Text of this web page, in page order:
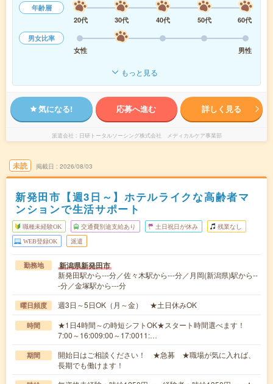
年齢層
20代
30代 40代 50代
60代
男女比率
女性
男性
もっと見る
気になる! 応募へ進む 詳しく見る
派遣会社 日研トータルソーシング株式会社 メディカルケア事業部
未読 掲載日 2026/08/03
新発田市【週3日～】ホテルライクな高齢者マ
ンションで生活サポート
職種未経験OK 交通費別途支給あり 土日祝日が休み 残業なし
WEB登録OK 派遣
勤務地 新潟県新発田市
新発田駅から---分／佐々木駅から---分／月岡(新潟県)駅から--
-分／金塚駅から---分
曜日頻度 週3日～5日OK（月～金） ★土日休みOK
時間
★1日4時間～の時短シフトOK★スタート時間選べます！
7:00～16:009:00～17:0011:…
期間
開始日はご相談ください！ ★急募 ★職場が気に入れば、
長期でも働けます！